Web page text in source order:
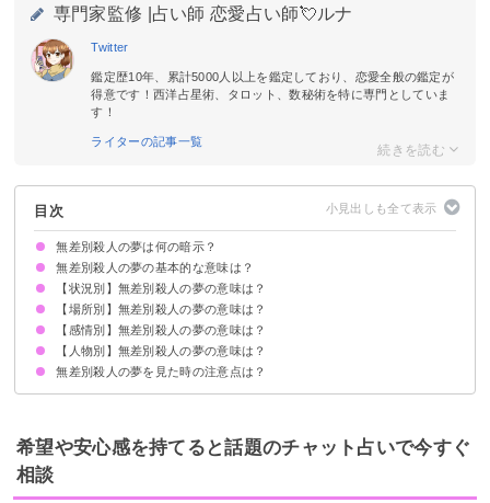
専門家監修 | 占い師 恋愛占い師💘ルナ
Twitter
鑑定歴10年、累計5000人以上を鑑定しており、恋愛全般の鑑定が
得意です！西洋占星術、タロット、数秘術を特に専門としていま
す！
ライターの記事一覧
目次
無差別殺人の夢は何の暗示？
無差別殺人の夢の基本的な意味は？
ストレスが爆発寸前の暗示
状況によって意味が決まる
【状況別】無差別殺人の夢の意味は？
無差別殺人に巻き込まれる夢【凶夢】
無差別殺人から逃げる夢【警告夢】
無差別殺人を目撃する夢【警告夢】
無差別殺人を起こす夢【警告夢】
無差別連続殺人事件が起きる夢【願望夢】
【場所別】無差別殺人の夢の意味は？
学校で無差別殺人が起きる夢【警告夢】
家の近くで無差別殺人が起きる夢【警告夢】
病院で無差別殺人が起きる夢【警告夢】
【感情別】無差別殺人の夢の意味は？
無差別殺人が起きて怖い夢【吉夢】
無差別殺人が起きて怖くない夢【警告夢】
【人物別】無差別殺人の夢の意味は？
知り合いが無差別殺人を起こす夢【凶夢】
子供が無差別殺人を起こす夢【警告夢】
家族が無差別殺人を起こす夢【警告夢】
無差別殺人の夢を見た時の注意点は？
十分な休息を取る
警告夢や凶夢の内容を人に話す
希望や安心感を持てると話題のチャット占いで今すぐ
相談